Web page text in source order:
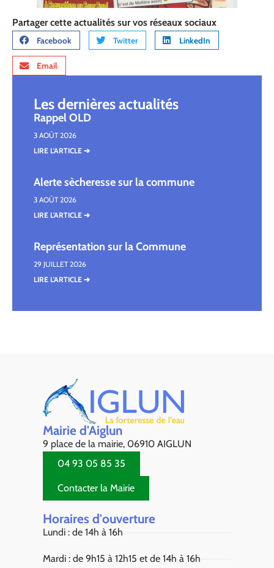
Partager cette actualités sur vos réseaux sociaux
Facebook Twitter LinkedIn
Email
Les dernières actualités
Rappel OLD
3 AOÛT 2026
LIRE L'ARTICLE ➔
Alerte sècheresse sur la commune
3 AOÛT 2026
LIRE L'ARTICLE ➔
Représentation sur la Commune
29 JUILLET 2026
LIRE L'ARTICLE ➔
Mairie d'Aiglun
9 place de la mairie, 06910 AIGLUN
04 93 05 85 35
Contacter la Mairie
Horaires d'ouverture
Lundi : de 14h à 16h
Mardi : de 9h15 à 12h15 et de 14h à 16h